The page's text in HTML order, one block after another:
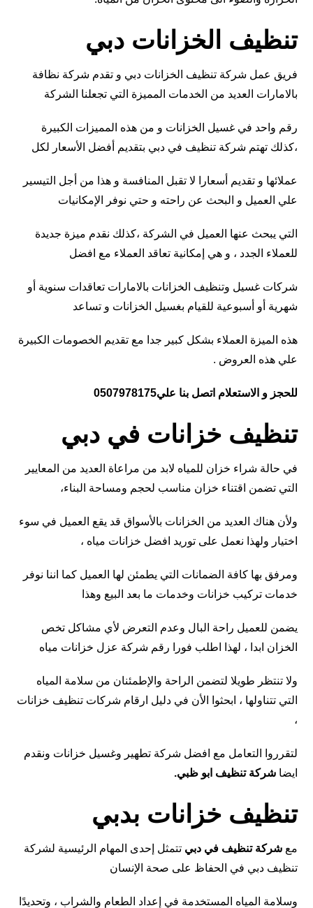
تنظيف الخزانات دبي
فريق عمل شركة تنظيف الخزانات دبي و تقدم شركة نظافة
بالامارات العديد من الخدمات المميزة التي تجعلنا الشركة
رقم واحد في غسيل الخزانات و من هذه المميزات الكبيرة
،كذلك تهتم شركة تنظيف في دبي بتقديم أفضل الأسعار لكل
عملائها و تقديم أسعارا لا تقبل المنافسة و هذا من أجل التيسير
علي العميل و البحث عن راحته و حتي نوفر الإمكانيات
التي يبحث عنها العميل في الشركة ،كذلك نقدم ميزة جديدة
للعملاء الجدد ، و هي إمكانية تعاقد العملاء مع افضل
شركات غسيل وتنظيف الخزانات بالامارات تعاقدات سنوية أو
شهرية أو أسبوعية للقيام بغسيل الخزانات و تساعد
هذه الميزة العملاء بشكل كبير جدا مع تقديم الخصومات الكبيرة
علي هذه العروض .
للحجز و الاستعلام اتصل بنا علي0507978175
تنظيف خزانات في دبي
في حالة شراء خزان للمياه لابد من مراعاة العديد من المعايير
التي تضمن اقتناء خزان مناسب لحجم ومساحة البناء،
ولأن هناك العديد من الخزانات بالأسواق قد يقع العميل في سوء
اختيار ولهذا نعمل على توريد افضل خزانات مياه ،
ومرفق بها كافة الضمانات التي يطمئن لها العميل كما اننا نوفر
خدمات تركيب خزانات وخدمات ما بعد البيع وهذا
يضمن للعميل راحة البال وعدم التعرض لأي مشاكل تخص
الخزان ابدا ، لهذا اطلب فورا رقم شركة عزل خزانات مياه
ولا تنتظر طويلا لتضمن الراحة والإطمئنان من سلامة المياه
التي تتناولها ، ابحثوا الأن في دليل ارقام شركات تنظيف خزانات
،
لتقرروا التعامل مع افضل شركة تطهير وغسيل خزانات ونقدم
ايضاشركة تنظيف ابو ظبي.
تنظيف خزانات بدبي
معشركة تنظيف في دبي تتمثل إحدى المهام الرئيسية لشركة
تنظيف دبي في الحفاظ على صحة الإنسان
وسلامة المياه المستخدمة في إعداد الطعام والشراب ، وتحديدًا